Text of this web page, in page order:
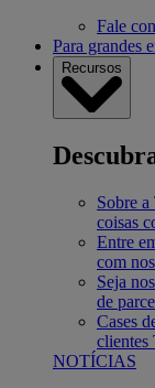
Fale
Para grandes
Recursos
Sobre
coisas
Entre
com
Seja
de
Cases
clientes
NOTÍCIAS